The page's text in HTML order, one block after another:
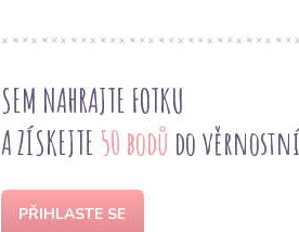
SEM NAHRAJTE FOTKU
A ZÍSKEJTE 50 bodů do
PŘIHLASTE SE